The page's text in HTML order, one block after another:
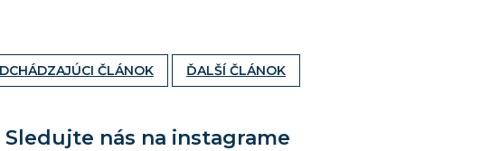
ČLÁNOK ĎALŠÍ ČLÁNOK
Sledujte nás na instagrame